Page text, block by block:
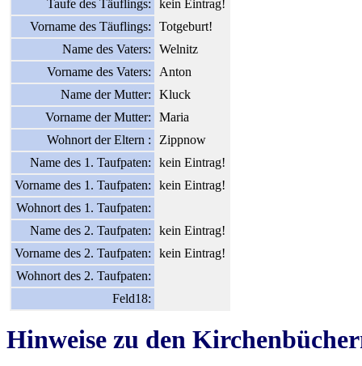
Taufe des Täuflings:
kein Eintrag!
Vorname des Täuflings:
Totgeburt!
Name des Vaters:
Welnitz
Vorname des Vaters:
Anton
Name der Mutter:
Kluck
Vorname der Mutter:
Maria
Wohnort der Eltern :
Zippnow
Name des 1. Taufpaten:
kein Eintrag!
Vorname des 1. Taufpaten:
kein Eintrag!
Wohnort des 1. Taufpaten:
Name des 2. Taufpaten:
kein Eintrag!
Vorname des 2. Taufpaten:
kein Eintrag!
Wohnort des 2. Taufpaten:
Feld18:
Hinweise zu den